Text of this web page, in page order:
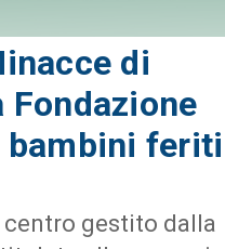
di
Fondazione
bambini feriti
centro gestito dalla